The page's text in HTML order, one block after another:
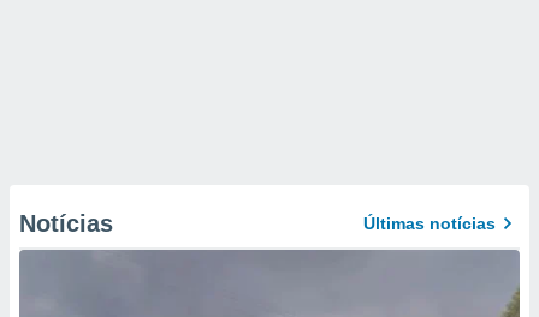
Notícias Últimas notícias